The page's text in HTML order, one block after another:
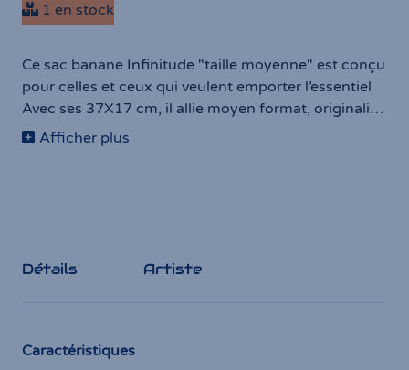
1 en stock
Ce sac banane Infinitude "taille moyenne" est conçu
pour celles et ceux qui veulent emporter l’essentiel
Avec ses 37X17 cm, il allie moyen format, originalité
et praticité, plus rien dans les poches ;)
Afficher plus
Détails Artiste
Caractéristiques